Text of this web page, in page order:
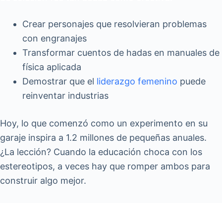
Crear personajes que resolvieran problemas
con engranajes
Transformar cuentos de hadas en manuales de
física aplicada
Demostrar que el liderazgo femenino puede
reinventar industrias
Hoy, lo que comenzó como un experimento en su
garaje inspira a 1.2 millones de pequeñas anuales.
¿La lección? Cuando la educación choca con los
estereotipos, a veces hay que romper ambos para
construir algo mejor.